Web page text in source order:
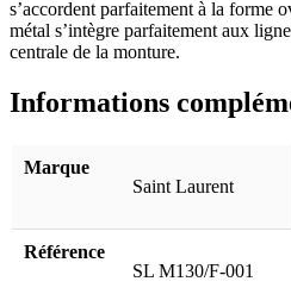
s’accordent parfaitement à la forme
métal s’intègre parfaitement aux
centrale de la monture.
Informations
Référence
SL M130/F-001
Marque
Saint Laurent